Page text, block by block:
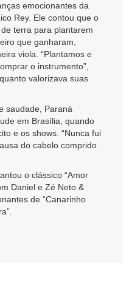
emocionantes da
Rey. Ele contou que o
terra para plantarem
que ganharam,
viola. “Plantamos e
o instrumento”,
valorizava suas
saudade, Paraná
em Brasília, quando
e os shows. “Nunca fui
do cabelo comprido
o clássico “Amor
Daniel e Zé Neto &
de “Canarinho